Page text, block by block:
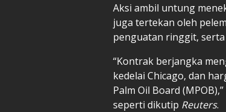
Aksi ambil untung
juga tertekan oleh
penguatan ringgit,
“Kontrak berjangka
kedelai Chicago, dan
Palm Oil Board
seperti dikutip Reuters.